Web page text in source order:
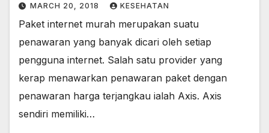
MARCH 20, 2018 KESEHATAN
Paket internet murah merupakan suatu
penawaran yang banyak dicari oleh setiap
pengguna internet. Salah satu provider yang
kerap menawarkan penawaran paket dengan
penawaran harga terjangkau ialah Axis. Axis
sendiri memiliki…